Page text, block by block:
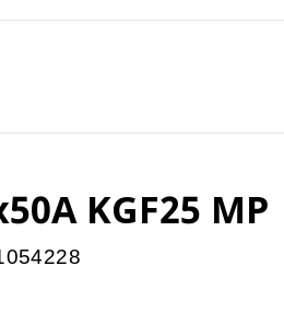
KGF25 MP